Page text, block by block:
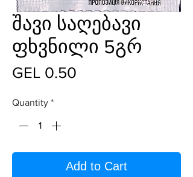
შავი საღებავი
ფხვნილი 5გრ
GEL 0.50
Quantity *
Add to Cart